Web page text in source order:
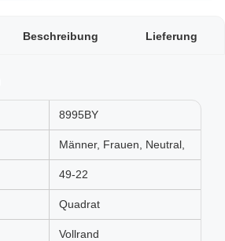
Beschreibung Lieferung
8995BY
Männer, Frauen, Neutral,
49-22
Quadrat
Vollrand